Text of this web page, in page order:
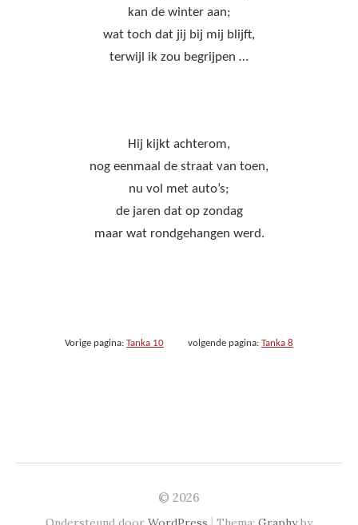
kan de winter aan;
wat toch dat jij bij mij blijft,
terwijl ik zou begrijpen …
Hij kijkt achterom,
nog eenmaal de straat van toen,
nu vol met auto’s;
de jaren dat op zondag
maar wat rondgehangen werd.
Vorige pagina: Tanka 10 volgende pagina: Tanka 8
© 2026
|